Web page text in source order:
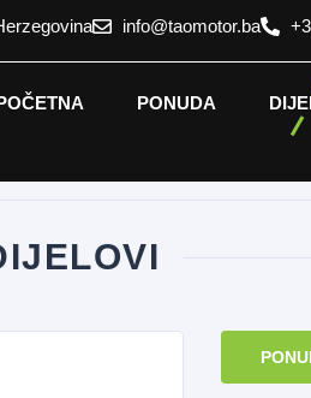
info@taomotor.ba
PONUDA